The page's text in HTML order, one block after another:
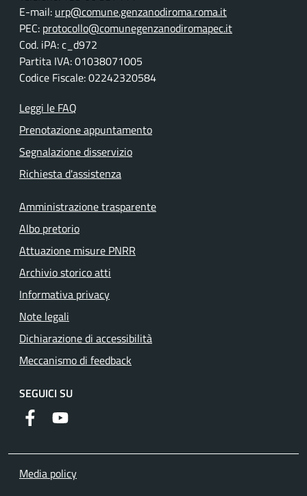
E-mail: urp@comune.genzanodiroma.roma.it
PEC: protocollo@comunegenzanodiromapec.it
Cod. iPA: c_d972
Partita IVA: 01038071005
Codice Fiscale: 02242320584
Leggi le FAQ
Prenotazione appuntamento
Segnalazione disservizio
Richiesta d'assistenza
Amministrazione trasparente
Albo pretorio
Attuazione misure PNRR
Archivio storico atti
Informativa privacy
Note legali
Dichiarazione di accessibilità
Meccanismo di feedback
SEGUICI SU
FacebookYouTube
Media policy